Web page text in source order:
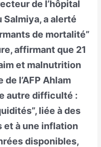
de l’hôpital
a alerté
de mortalité”
affirmant que 21
et malnutrition
l’AFP Ahlam
autre difficulté :
liée à des
et à une inflation
disponibles,